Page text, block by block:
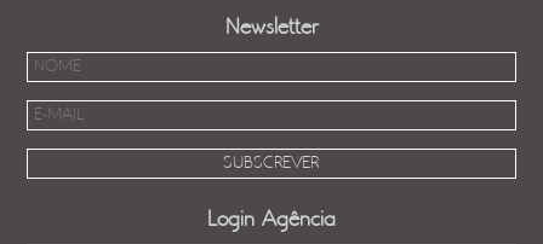
Newsletter
Login Agência